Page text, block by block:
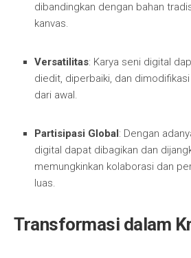
dibandingkan dengan bahan
kanvas.
Versatilitas: Karya seni digital
diedit, diperbaiki, dan
dari awal.
Partisipasi Global: Dengan
digital dapat dibagikan dan
memungkinkan kolaborasi dan
luas.
Transformasi dalam